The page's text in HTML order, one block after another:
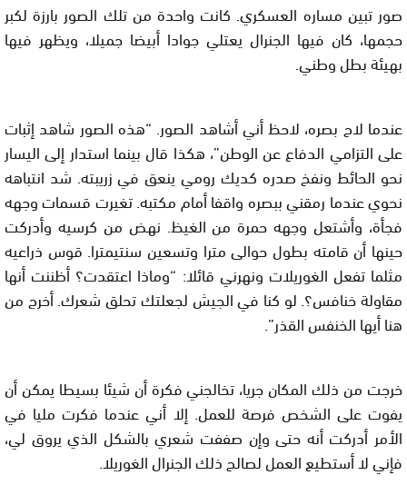
صور تبين مساره العسكري. كانت واحدة من تلك الصور بارزة لكبر
حجمها، كان فيها الجنرال يعتلي جوادا أبيضا جميلا، ويظهر فيها
بهيئة بطل وطني.
عندما لاح بصره، لاحظ أني أشاهد الصور. “هذه الصور شاهد إثبات
على التزامي الدفاع عن الوطن”، هكذا قال بينما استدار إلى اليسار
نحو الحائط ونفخ صدره كديك رومي ينعق في زريبته. شد انتباهه
نحوي عندما رمقني ببصره واقفا أمام مكتبه. تغيرت قسمات وجهه
فجأة، وأشتعل وجهه حمرة من الغيظ. نهض من كرسيه وأدركت
حينها أن قامته بطول حوالى مترا وتسعين سنتيمترا. قوس ذراعيه
مثلما تفعل الغوريلات ونهرني قائلا: “وماذا اعتقدت؟ أظننت أنها
مقاولة خنافس؟. لو كنا في الجيش لجعلتك تحلق شعرك. أخرج من
هنا أيها الخنفس القذر”.
خرجت من ذلك المكان جريا، تخالجني فكرة أن شيئا بسيطا يمكن أن
يفوت على الشخص فرصة للعمل. إلا أني عندما فكرت مليا في
الأمر أدركت أنه حتى وإن صففت شعري بالشكل الذي يروق لي،
فإني لا أستطيع العمل لصالح ذلك الجنرال الغوريلا.